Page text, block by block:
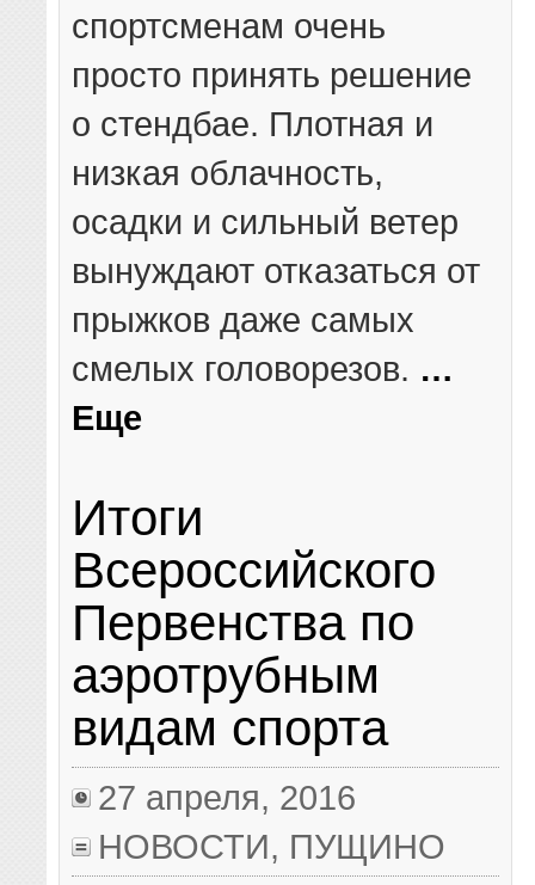
спортсменам очень
просто принять решение
о стендбае. Плотная и
низкая облачность,
осадки и сильный ветер
вынуждают отказаться от
прыжков даже самых
смелых головорезов. …
Еще
Итоги
Всероссийского
Первенства по
аэротрубным
видам спорта
27 апреля, 2016
НОВОСТИ, ПУЩИНО